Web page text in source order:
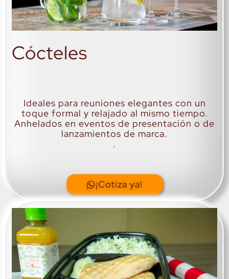
Cócteles
Ideales para reuniones elegantes con un
toque formal y relajado al mismo tiempo.
Anhelados en eventos de presentación o de
lanzamientos de marca.
.
¡Cotiza ya!